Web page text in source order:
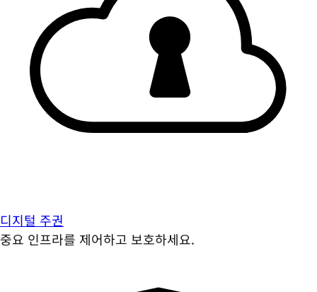
디지털 주권
중요 인프라를 제어하고 보호하세요.